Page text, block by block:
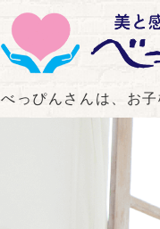
べっぴんさんは、お